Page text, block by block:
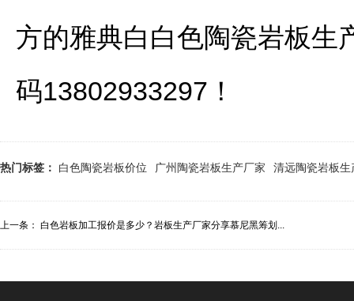
方的雅典白白色陶瓷岩板生
码13802933297！
热门标签： 白色陶瓷岩板价位 广州陶瓷岩板生产厂家 清远陶瓷岩板生
上一条： 白色岩板加工报价是多少？岩板生产厂家分享慕尼黑筹划...